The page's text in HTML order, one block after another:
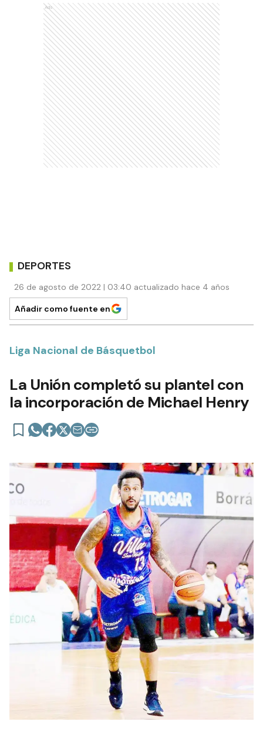
Ads
DEPORTES
26 de agosto de 2022 | 03:40 actualizado hace 4 años
Añadir como fuente en
Liga Nacional de Básquetbol
La Unión completó su plantel con
la incorporación de Michael Henry